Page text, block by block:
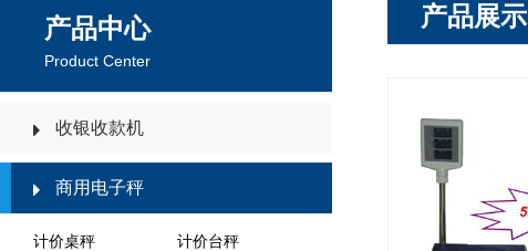
产品中心
Product Center
收银收款机
商用电子秤
计价桌秤 计价台秤
产品展示